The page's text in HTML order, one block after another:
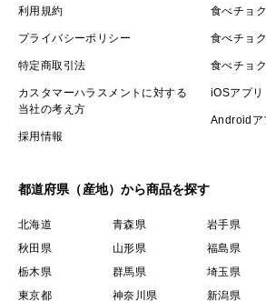
焼き芋はラップで包み、冷凍庫で保
冷蔵庫での保存は避けてください（
すくなります）。 また、水洗いは調
が◎。
●よくある質問
Q. どのくらい日持ちしますか？
利用規約
プライバシーポリシー
特定商取引法
カスタマーハラスメントに対する
当社の考え方
採用情報
食べチョ
食べチョ
食べチョ
iOSアプリ
Androidア
都道府県（産地）から商品を探す
北海道 青森県 岩手県
秋田県
山形県 福島県
栃木県
群馬県 埼玉県
東京都
神奈川県 新潟県